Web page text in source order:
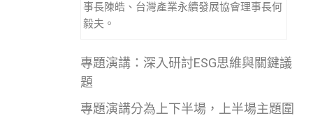
事長陳皓、台灣產業永續發展協會理事長何
毅夫。
專題演講：深入研討ESG思維與關鍵議
題
專題演講分為上下半場，上半場主題圍